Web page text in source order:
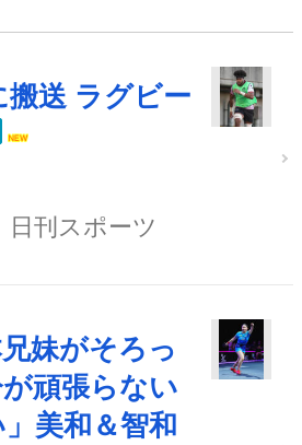
搬送 ラグビー
日刊スポーツ
兄妹がそろっ
頑張らない
美和＆智和